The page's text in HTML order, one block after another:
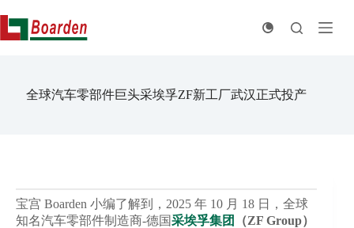
至
内
全球汽车零部件巨头采埃孚ZF新工厂武汉正式投产
宝宫 Boarden 小编了解到，2025 年 10 月 18 日，全球
知名汽车零部件制造商-德国采埃孚集团
（ZF Group）